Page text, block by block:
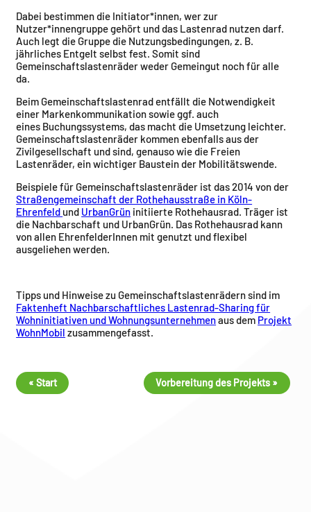
Dabei bestimmen die Initiator*innen, wer zur
Nutzer*innengruppe gehört und das Lastenrad nutzen darf.
Auch legt die Gruppe die Nutzungsbedingungen, z. B.
jährliches Entgelt selbst fest. Somit sind
Gemeinschaftslastenräder weder Gemeingut noch für alle
da.
Beim Gemeinschaftslastenrad entfällt die Notwendigkeit
einer Markenkommunikation sowie ggf. auch
eines Buchungssystems, das macht die Umsetzung leichter.
Gemeinschaftslastenräder kommen ebenfalls aus der
Zivilgesellschaft und sind, genauso wie die Freien
Lastenräder, ein wichtiger Baustein der Mobilitätswende.
Beispiele für Gemeinschaftslastenräder ist das 2014 von der
Straßengemeinschaft der Rothehausstraße in Köln-
Ehrenfeld und UrbanGrün initiierte Rothehausrad. Träger ist
die Nachbarschaft und UrbanGrün. Das Rothehausrad kann
von allen EhrenfelderInnen mit genutzt und flexibel
ausgeliehen werden.
Tipps und Hinweise zu Gemeinschaftslastenrädern sind im
Faktenheft Nachbarschaftliches Lastenrad-Sharing für
Wohninitiativen und Wohnungsunternehmenaus dem Projekt
WohnMobil zusammengefasst.
« Start Vorbereitung des Projekts »